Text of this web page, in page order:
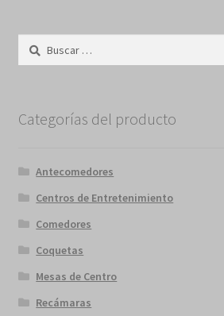
Buscar:
Categorías del producto
Antecomedores
Centros de Entretenimiento
Comedores
Coquetas
Mesas de Centro
Recámaras